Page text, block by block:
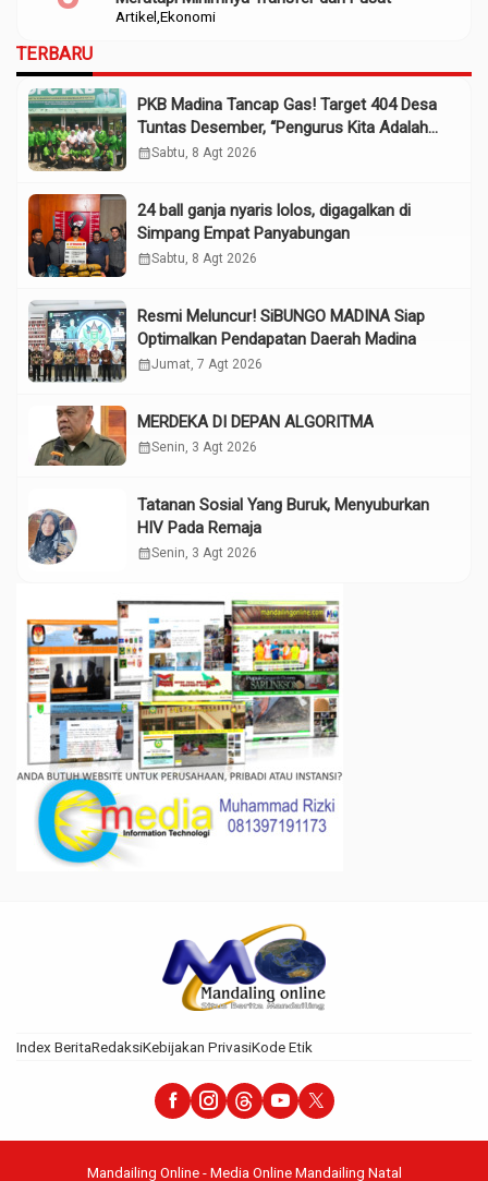
Artikel Ekonomi
TERBARU
PKB Madina Tancap Gas! Target 404 Desa
Tuntas Desember, “Pengurus Kita Adalah
Tokoh”
calendar_monthSabtu, 8 Agt 2026
24 ball ganja nyaris lolos, digagalkan di
Simpang Empat Panyabungan
calendar_monthSabtu, 8 Agt 2026
Resmi Meluncur! SiBUNGO MADINA Siap
Optimalkan Pendapatan Daerah Madina
calendar_monthJumat, 7 Agt 2026
MERDEKA DI DEPAN ALGORITMA
calendar_monthSenin, 3 Agt 2026
Tatanan Sosial Yang Buruk, Menyuburkan
HIV Pada Remaja
calendar_monthSenin, 3 Agt 2026
Index BeritaRedaksiKebijakan PrivasiKode Etik
Mandailing Online - Media Online Mandailing Natal